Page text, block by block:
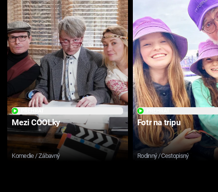
Mezi COOLky
Komedie / Zábavný
Fotr na tripu
Rodinný / Cestopisný